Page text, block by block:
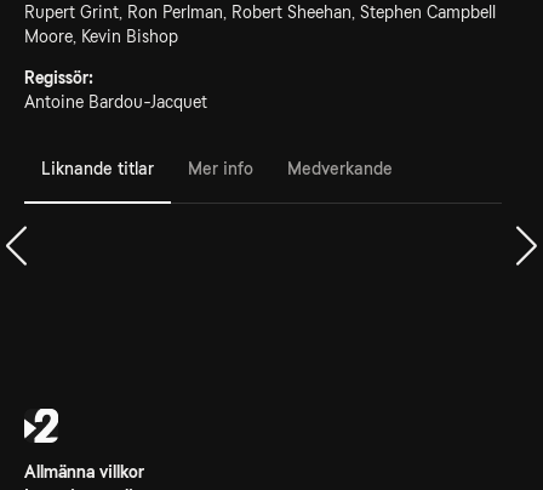
Rupert Grint, Ron Perlman, Robert Sheehan, Stephen Campbell
Moore, Kevin Bishop
Regissör:
Antoine Bardou-Jacquet
Liknande titlar Mer info Medverkande
Allmänna villkor